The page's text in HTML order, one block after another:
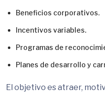
Beneficios corporativos.
Incentivos variables.
Programas de
Planes de desarrollo y
El objetivo es atraer,